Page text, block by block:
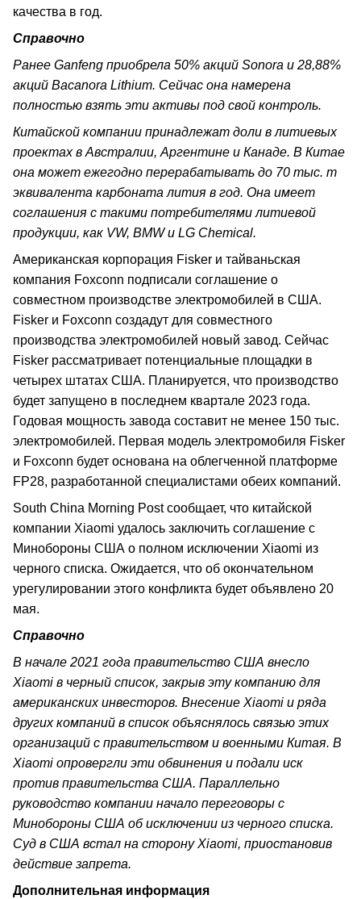
качества в год.
Справочно
Ранее Ganfeng приобрела 50% акций Sonora и 28,88%
акций Bacanora Lithium. Сейчас она намерена
полностью взять эти активы под свой контроль.
Китайской компании принадлежат доли в литиевых
проектах в Австралии, Аргентине и Канаде. В Китае
она может ежегодно перерабатывать до 70 тыс. т
эквивалента карбоната лития в год. Она имеет
соглашения с такими потребителями литиевой
продукции, как VW, BMW и LG Chemical.
Американская корпорация Fisker и тайваньская
компания Foxconn подписали соглашение о
совместном производстве электромобилей в США.
Fisker и Foxconn создадут для совместного
производства электромобилей новый завод. Сейчас
Fisker рассматривает потенциальные площадки в
четырех штатах США. Планируется, что производство
будет запущено в последнем квартале 2023 года.
Годовая мощность завода составит не менее 150 тыс.
электромобилей. Первая модель электромобиля Fisker
и Foxconn будет основана на облегченной платформе
FP28, разработанной специалистами обеих компаний.
South China Morning Post сообщает, что китайской
компании Xiaomi удалось заключить соглашение с
Минобороны США о полном исключении Xiaomi из
черного списка. Ожидается, что об окончательном
урегулировании этого конфликта будет объявлено 20
мая.
Справочно
В начале 2021 года правительство США внесло
Xiaomi в черный список, закрыв эту компанию для
американских инвесторов. Внесение Xiaomi и ряда
других компаний в список объяснялось связью этих
организаций с правительством и военными Китая. В
Xiaomi опровергли эти обвинения и подали иск
против правительства США. Параллельно
руководство компании начало переговоры с
Минобороны США об исключении из черного списка.
Суд в США встал на сторону Xiaomi, приостановив
действие запрета.
Дополнительная информация